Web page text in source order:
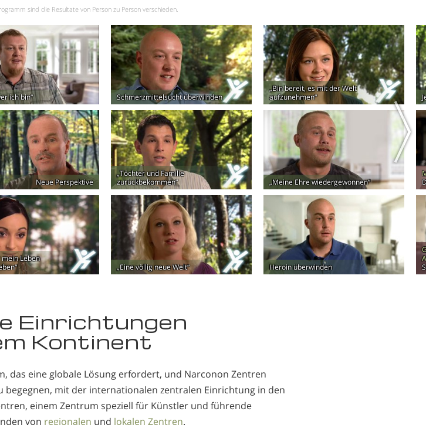
sind die Resultate von Person zu Person verschieden.
ich bin“
Neue Perspektive
mein Leben
Schmerzmittelsucht überwinden
„Töchter und Familie
zurückbekommen“
„Eine völlig neue Welt“
„Bin bereit, es mit der Welt
aufzunehmen“
„Meine Ehre wiedergewonnen“
Heroin überwinden
Einrichtungen
Kontinent
das eine globale Lösung erfordert, und Narconon Zentren
mit der internationalen zentralen Einrichtung in den
einem Zentrum speziell für Künstler und führende
von regionalen und lokalen Zentren.